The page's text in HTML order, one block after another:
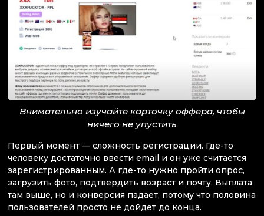
Внимательно изучайте карточку оффера, чтобы
ничего не упустить
Первый момент — сложность регистрации. Где-то
человеку достаточно ввести email и он уже считается
зарегистрированным. А где-то нужно пройти опрос,
загрузить фото, подтвердить возраст и почту. Выплата
там выше, но и конверсия падает, потому что половина
пользователей просто не дойдет до конца.